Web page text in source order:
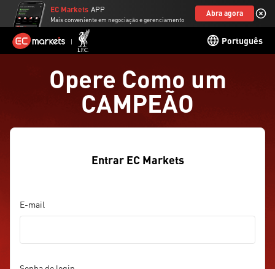
EC Markets APP
Mais conveniente em negociação e gerenciamento
Abra agora
Português
Opere Como um
CAMPEÃO
Entrar EC Markets
E-mail